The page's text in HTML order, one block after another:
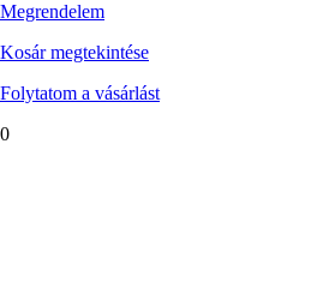
Megrendelem
Kosár megtekintése
Folytatom a vásárlást
0